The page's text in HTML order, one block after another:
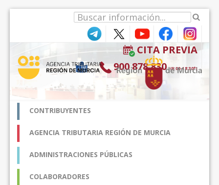
CITA PREVIA
900 878 830 (9:00-18:30*)
CONTRIBUYENTES
AGENCIA TRIBUTARIA REGIÓN DE MURCIA
ADMINISTRACIONES PÚBLICAS
COLABORADORES